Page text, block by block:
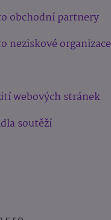
obchodní partnery
neziskové organizace
webových stránek
soutěží